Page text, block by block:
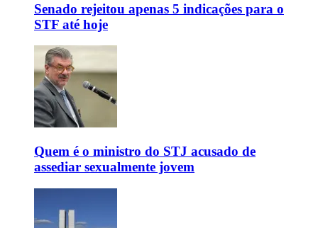
Senado rejeitou apenas 5 indicações para o
STF até hoje
Quem é o ministro do STJ acusado de
assediar sexualmente jovem